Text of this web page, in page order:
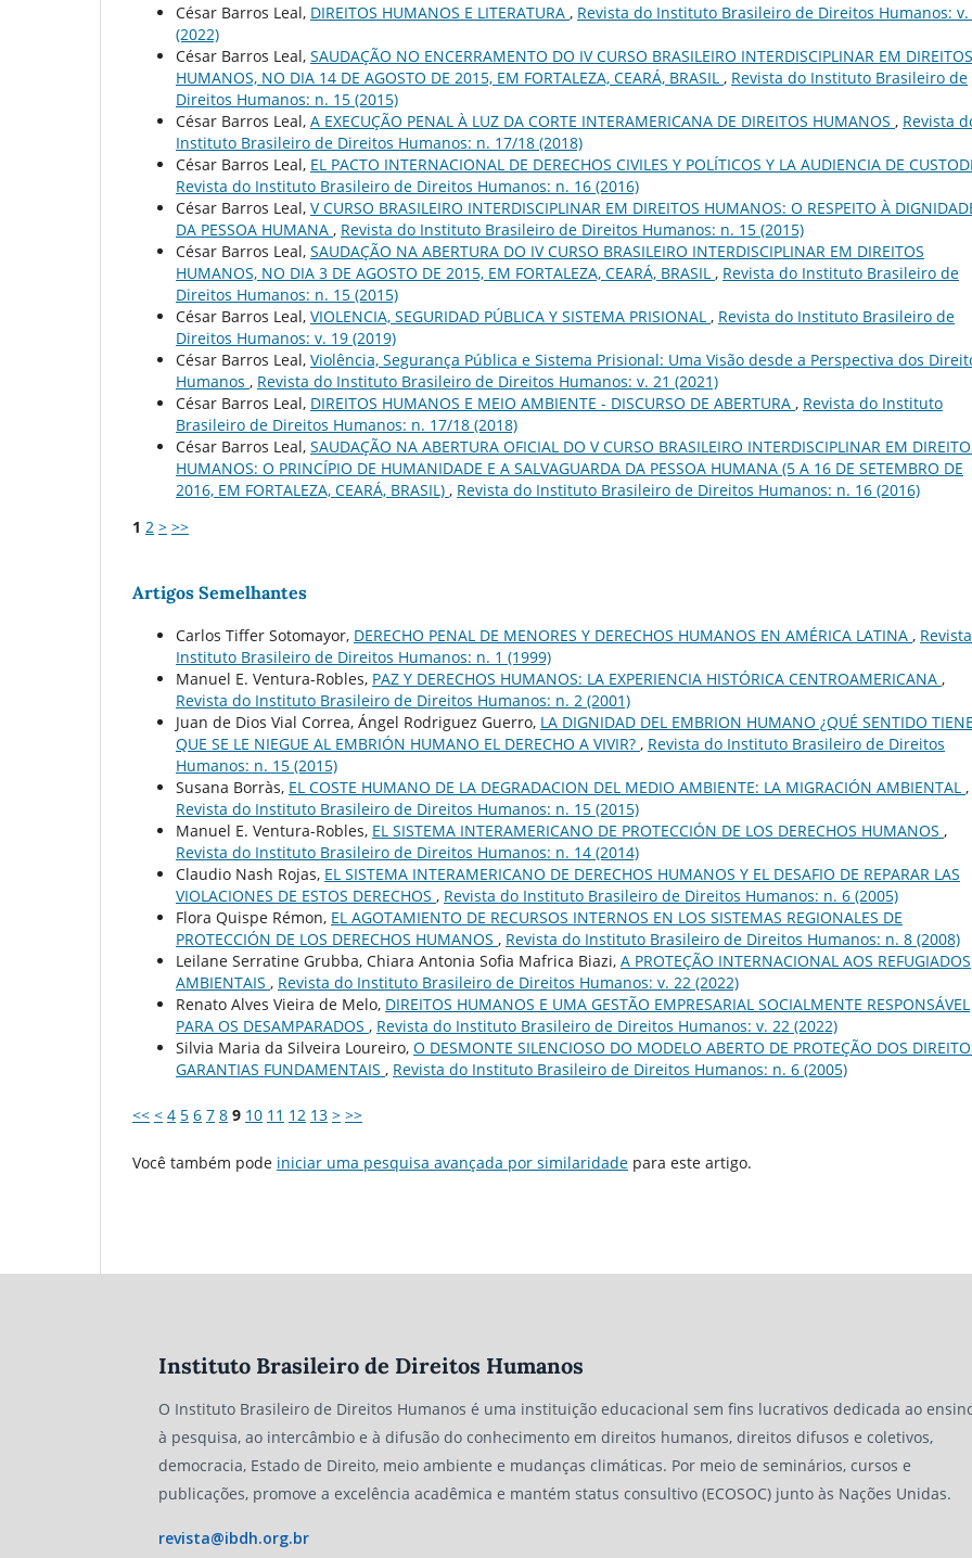
César Barros Leal, DIREITOS HUMANOS E LITERATURA , Revista do Instituto Brasileiro de Direitos Humanos: v.
(2022)
César Barros Leal, SAUDAÇÃO NO ENCERRAMENTO DO IV CURSO BRASILEIRO INTERDISCIPLINAR EM DIREITOS
HUMANOS, NO DIA 14 DE AGOSTO DE 2015, EM FORTALEZA, CEARÁ, BRASIL , Revista do Instituto Brasileiro de
Direitos Humanos: n. 15 (2015)
César Barros Leal, A EXECUÇÃO PENAL À LUZ DA CORTE INTERAMERICANA DE DIREITOS HUMANOS , Revista
Instituto Brasileiro de Direitos Humanos: n. 17/18 (2018)
César Barros Leal, EL PACTO INTERNACIONAL DE DERECHOS CIVILES Y POLÍTICOS Y LA AUDIENCIA DE
Revista do Instituto Brasileiro de Direitos Humanos: n. 16 (2016)
César Barros Leal, V CURSO BRASILEIRO INTERDISCIPLINAR EM DIREITOS HUMANOS: O RESPEITO À
DA PESSOA HUMANA , Revista do Instituto Brasileiro de Direitos Humanos: n. 15 (2015)
César Barros Leal, SAUDAÇÃO NA ABERTURA DO IV CURSO BRASILEIRO INTERDISCIPLINAR EM DIREITOS
HUMANOS, NO DIA 3 DE AGOSTO DE 2015, EM FORTALEZA, CEARÁ, BRASIL , Revista do Instituto Brasileiro de
Direitos Humanos: n. 15 (2015)
César Barros Leal, VIOLENCIA, SEGURIDAD PÚBLICA Y SISTEMA PRISIONAL , Revista do Instituto Brasileiro de
Direitos Humanos: v. 19 (2019)
César Barros Leal, Violência, Segurança Pública e Sistema Prisional: Uma Visão desde a Perspectiva dos
Humanos , Revista do Instituto Brasileiro de Direitos Humanos: v. 21 (2021)
César Barros Leal, DIREITOS HUMANOS E MEIO AMBIENTE - DISCURSO DE ABERTURA , Revista do Instituto
Brasileiro de Direitos Humanos: n. 17/18 (2018)
César Barros Leal, SAUDAÇÃO NA ABERTURA OFICIAL DO V CURSO BRASILEIRO INTERDISCIPLINAR EM
HUMANOS: O PRINCÍPIO DE HUMANIDADE E A SALVAGUARDA DA PESSOA HUMANA (5 A 16 DE SETEMBRO DE
2016, EM FORTALEZA, CEARÁ, BRASIL) , Revista do Instituto Brasileiro de Direitos Humanos: n. 16 (2016)
1 2 > >>
Artigos Semelhantes
Carlos Tiffer Sotomayor, DERECHO PENAL DE MENORES Y DERECHOS HUMANOS EN AMÉRICA LATINA ,
Instituto Brasileiro de Direitos Humanos: n. 1 (1999)
Manuel E. Ventura-Robles, PAZ Y DERECHOS HUMANOS: LA EXPERIENCIA HISTÓRICA CENTROAMERICANA ,
Revista do Instituto Brasileiro de Direitos Humanos: n. 2 (2001)
Juan de Dios Vial Correa, Ángel Rodriguez Guerro, LA DIGNIDAD DEL EMBRION HUMANO ¿QUÉ SENTIDO TIENE
QUE SE LE NIEGUE AL EMBRIÓN HUMANO EL DERECHO A VIVIR? , Revista do Instituto Brasileiro de Direitos
Humanos: n. 15 (2015)
Susana Borràs, EL COSTE HUMANO DE LA DEGRADACION DEL MEDIO AMBIENTE: LA MIGRACIÓN AMBIENTAL ,
Revista do Instituto Brasileiro de Direitos Humanos: n. 15 (2015)
Manuel E. Ventura-Robles, EL SISTEMA INTERAMERICANO DE PROTECCIÓN DE LOS DERECHOS HUMANOS ,
Revista do Instituto Brasileiro de Direitos Humanos: n. 14 (2014)
Claudio Nash Rojas, EL SISTEMA INTERAMERICANO DE DERECHOS HUMANOS Y EL DESAFIO DE REPARAR LAS
VIOLACIONES DE ESTOS DERECHOS , Revista do Instituto Brasileiro de Direitos Humanos: n. 6 (2005)
Flora Quispe Rémon, EL AGOTAMIENTO DE RECURSOS INTERNOS EN LOS SISTEMAS REGIONALES DE
PROTECCIÓN DE LOS DERECHOS HUMANOS , Revista do Instituto Brasileiro de Direitos Humanos: n. 8 (2008)
Leilane Serratine Grubba, Chiara Antonia Sofia Mafrica Biazi, A PROTEÇÃO INTERNACIONAL AOS REFUGIADOS
AMBIENTAIS , Revista do Instituto Brasileiro de Direitos Humanos: v. 22 (2022)
Renato Alves Vieira de Melo, DIREITOS HUMANOS E UMA GESTÃO EMPRESARIAL SOCIALMENTE RESPONSÁVEL
PARA OS DESAMPARADOS , Revista do Instituto Brasileiro de Direitos Humanos: v. 22 (2022)
Silvia Maria da Silveira Loureiro, O DESMONTE SILENCIOSO DO MODELO ABERTO DE PROTEÇÃO DOS
GARANTIAS FUNDAMENTAIS , Revista do Instituto Brasileiro de Direitos Humanos: n. 6 (2005)
<< < 4 5 6 7 8 9 10 11 12 13 > >>
Você também pode iniciar uma pesquisa avançada por similaridade para este artigo.
Instituto Brasileiro de Direitos Humanos
O Instituto Brasileiro de Direitos Humanos é uma instituição educacional sem fins lucrativos dedicada ao
à pesquisa, ao intercâmbio e à difusão do conhecimento em direitos humanos, direitos difusos e coletivos,
democracia, Estado de Direito, meio ambiente e mudanças climáticas. Por meio de seminários, cursos e
publicações, promove a excelência acadêmica e mantém status consultivo (ECOSOC) junto às Nações Unidas.
revista@ibdh.org.br